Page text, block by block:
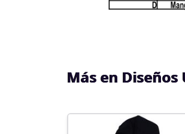
Más en Diseños